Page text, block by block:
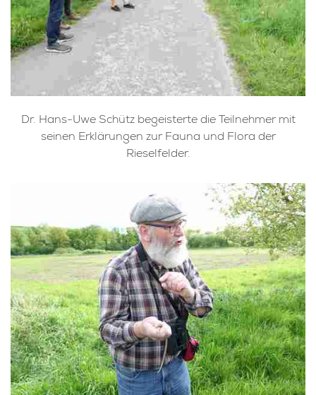
Dr. Hans-Uwe Schütz begeisterte die Teilnehmer mit
seinen Erklärungen zur Fauna und Flora der
Rieselfelder.